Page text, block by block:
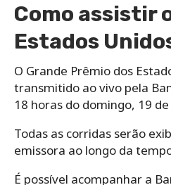
Como assistir
Estados
O Grande Prêmio dos
transmitido ao vivo pela
18 horas do domingo, 19
Todas as corridas serão
emissora ao longo da
É possível acompanhar a